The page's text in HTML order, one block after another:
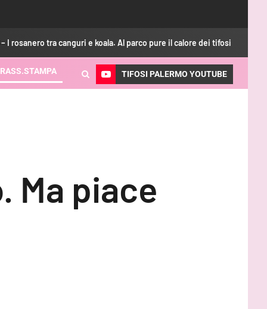
e koala. Al parco pure il calore dei tifosi GdS –
RASS.STAMPA TIFOSI PALERMO YOUTUBE
Ma piace